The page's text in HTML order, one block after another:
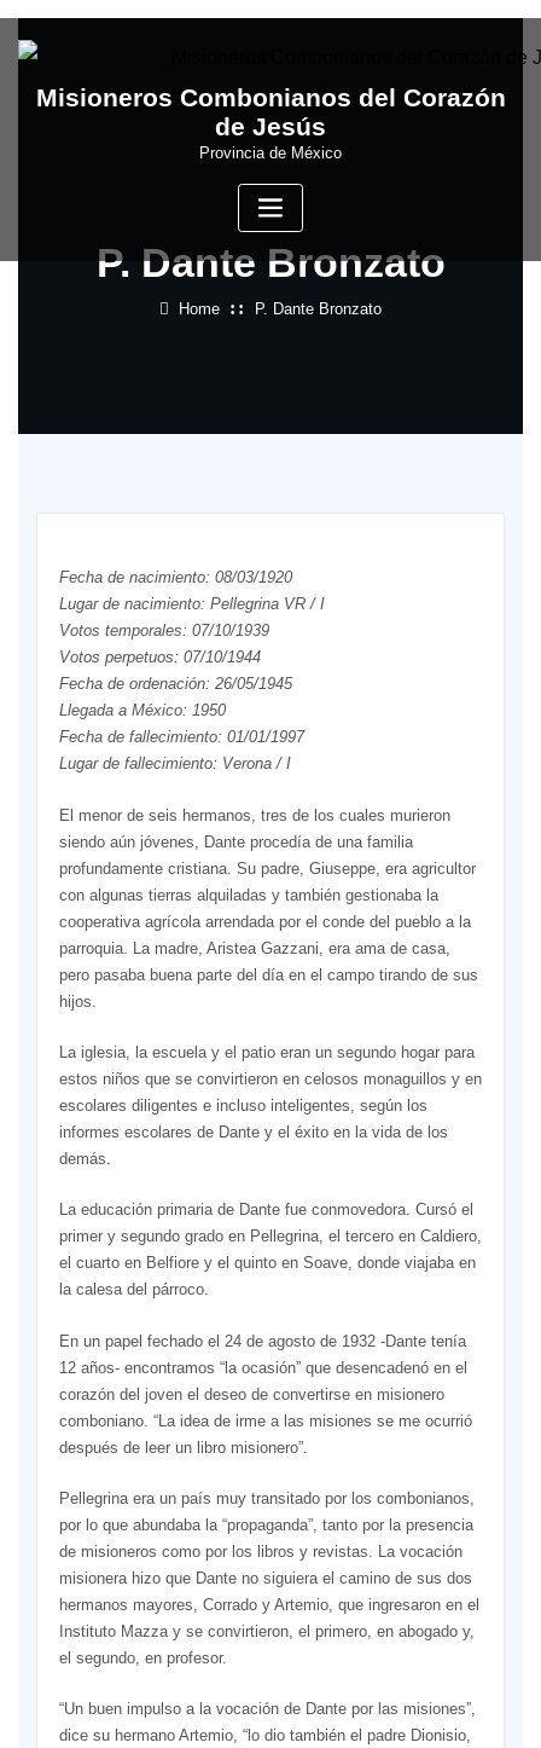
to
Misioneros Combonianos del Corazón
de Jesús
Provincia de México
P. Dante Bronzato
Home P. Dante Bronzato
Fecha de nacimiento: 08/03/1920
Lugar de nacimiento: Pellegrina VR / I
Votos temporales: 07/10/1939
Votos perpetuos: 07/10/1944
Fecha de ordenación: 26/05/1945
Llegada a México: 1950
Fecha de fallecimiento: 01/01/1997
Lugar de fallecimiento: Verona / I
El menor de seis hermanos, tres de los cuales murieron
siendo aún jóvenes, Dante procedía de una familia
profundamente cristiana. Su padre, Giuseppe, era agricultor
con algunas tierras alquiladas y también gestionaba la
cooperativa agrícola arrendada por el conde del pueblo a la
parroquia. La madre, Aristea Gazzani, era ama de casa,
pero pasaba buena parte del día en el campo tirando de sus
hijos.
La iglesia, la escuela y el patio eran un segundo hogar para
estos niños que se convirtieron en celosos monaguillos y en
escolares diligentes e incluso inteligentes, según los
informes escolares de Dante y el éxito en la vida de los
demás.
La educación primaria de Dante fue conmovedora. Cursó el
primer y segundo grado en Pellegrina, el tercero en Caldiero,
el cuarto en Belfiore y el quinto en Soave, donde viajaba en
la calesa del párroco.
En un papel fechado el 24 de agosto de 1932 -Dante tenía
12 años- encontramos “la ocasión” que desencadenó en el
corazón del joven el deseo de convertirse en misionero
comboniano. “La idea de irme a las misiones se me ocurrió
después de leer un libro misionero”.
Pellegrina era un país muy transitado por los combonianos,
por lo que abundaba la “propaganda”, tanto por la presencia
de misioneros como por los libros y revistas. La vocación
misionera hizo que Dante no siguiera el camino de sus dos
hermanos mayores, Corrado y Artemio, que ingresaron en el
Instituto Mazza y se convirtieron, el primero, en abogado y,
el segundo, en profesor.
“Un buen impulso a la vocación de Dante por las misiones”,
dice su hermano Artemio, “lo dio también el padre Dionisio,